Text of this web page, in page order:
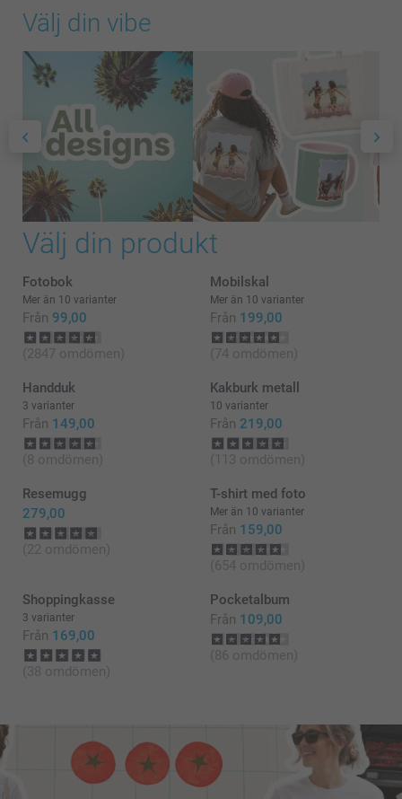
Välj din vibe
Välj din produkt
Fotobok
Mer än 10 varianter
Från 99,00
(2847 omdömen)
Mobilskal
Mer än 10 varianter
Från 199,00
(74 omdömen)
Handduk
3 varianter
Från 149,00
(8 omdömen)
Kakburk metall
10 varianter
Från 219,00
(113 omdömen)
Resemugg
279,00
(22 omdömen)
T-shirt med foto
Mer än 10 varianter
Från 159,00
(654 omdömen)
Shoppingkasse
3 varianter
Från 169,00
(38 omdömen)
Pocketalbum
Från 109,00
(86 omdömen)